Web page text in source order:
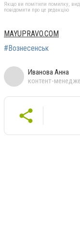
Якщо ви помітили помилку,
повідомити про це редакцію
MAYUPRAVO.COM
#Вознесенськ
Иванова Анна
контент-